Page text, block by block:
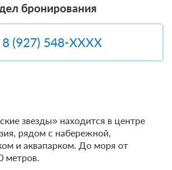
бронирования
8 (927) 548-XXXX
звезды» находится в центре
рядом с набережной,
и аквапарком. До моря от
метров.